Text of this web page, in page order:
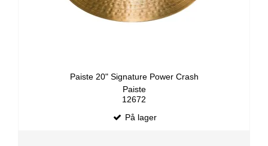
Paiste 20" Signature Power Crash
Paiste
12672
På lager